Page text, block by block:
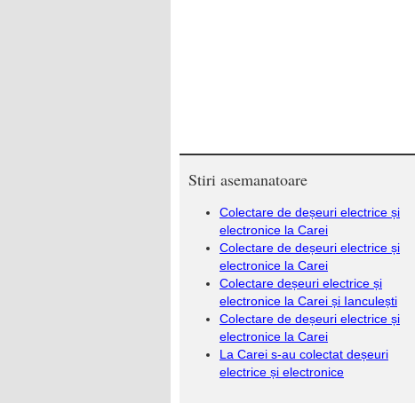
Stiri asemanatoare
Colectare de deșeuri electrice și
electronice la Carei
Colectare de deșeuri electrice și
electronice la Carei
Colectare deșeuri electrice și
electronice la Carei și Ianculești
Colectare de deșeuri electrice și
electronice la Carei
La Carei s-au colectat deșeuri
electrice și electronice